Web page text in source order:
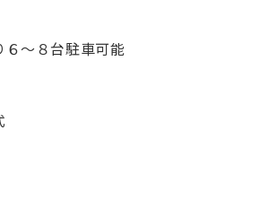
～８台駐車可能